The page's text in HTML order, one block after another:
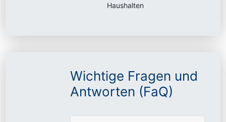
Haushalten
Wichtige Fragen und
Antworten (FaQ)